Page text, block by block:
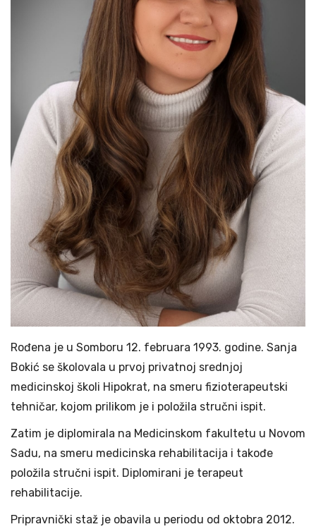
Rođena je u Somboru 12. februara 1993. godine. Sanja
Bokić se školovala u prvoj privatnoj srednjoj
medicinskoj školi Hipokrat, na smeru fizioterapeutski
tehničar, kojom prilikom je i položila stručni ispit.
Zatim je diplomirala na Medicinskom fakultetu u Novom
Sadu, na smeru medicinska rehabilitacija i takođe
položila stručni ispit. Diplomirani je terapeut
rehabilitacije.
Pripravnički staž je obavila u periodu od oktobra 2012.